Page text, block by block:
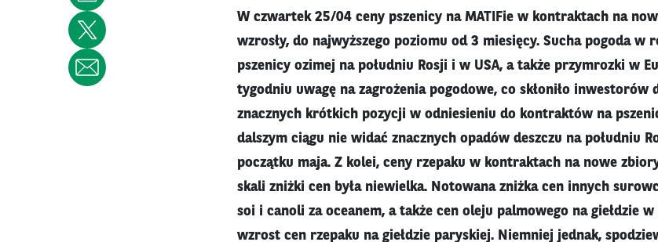
W czwartek 25/04 ceny pszenicy na MATIFie w kontraktach na
wzrosły, do najwyższego poziomu od 3 miesięcy. Sucha pogoda w
pszenicy ozimej na południu Rosji i w USA, a także przymrozki w
tygodniu uwagę na zagrożenia pogodowe, co skłoniło inwestorów
znacznych krótkich pozycji w odniesieniu do kontraktów na
dalszym ciągu nie widać znacznych opadów deszczu na południu
początku maja. Z kolei, ceny rzepaku w kontraktach na nowe
skali zniżki cen była niewielka. Notowana zniżka cen innych
soi i canoli za oceanem, a także cen oleju palmowego na giełdzie
wzrost cen rzepaku na giełdzie paryskiej. Niemniej jednak,